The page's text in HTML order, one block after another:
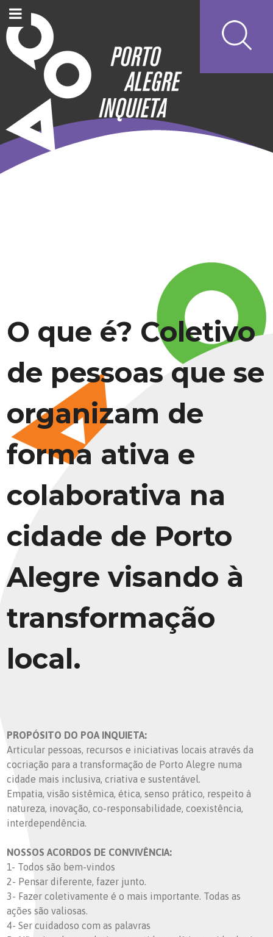
O que é? Coletivo
de pessoas que se
organizam de
forma ativa e
colaborativa na
cidade de Porto
Alegre visando à
transformação
local.
PROPÓSITO DO POA INQUIETA:
Articular pessoas, recursos e iniciativas locais através da
cocriação para a transformação de Porto Alegre numa
cidade mais inclusiva, criativa e sustentável.
Empatia, visão sistêmica, ética, senso prático, respeito à
natureza, inovação, co-responsabilidade, coexistência,
interdependência.
NOSSOS ACORDOS DE CONVIVÊNCIA:
1- Todos são bem-vindos
2- Pensar diferente, fazer junto.
3- Fazer coletivamente é o mais importante. Todas as
ações são valiosas.
4- Ser cuidadoso com as palavras